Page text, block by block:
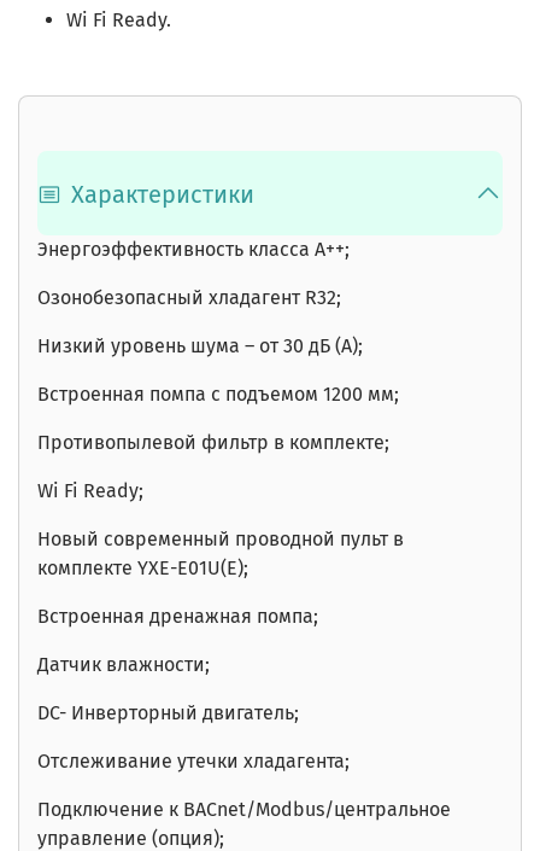
Wi Fi Ready.
Характеристики
Энергоэффективность класса А++;
Озонобезопасный хладагент R32;
Низкий уровень шума – от 30 дБ (А);
Встроенная помпа с подъемом 1200 мм;
Противопылевой фильтр в комплекте;
Wi Fi Ready;
Новый современный проводной пульт в
комплекте YXE-E01U(Е);
Встроенная дренажная помпа;
Датчик влажности;
DC- Инверторный двигатель;
Отслеживание утечки хладагента;
Подключение к BACnet/Modbus/центральное
управление (опция);